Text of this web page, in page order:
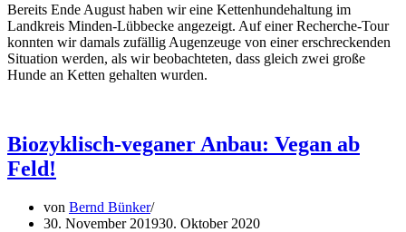
Bereits Ende August haben wir eine Kettenhundehaltung im
Landkreis Minden-Lübbecke angezeigt. Auf einer Recherche-Tour
konnten wir damals zufällig Augenzeuge von einer erschreckenden
Situation werden, als wir beobachteten, dass gleich zwei große
Hunde an Ketten gehalten wurden.
Biozyklisch-veganer Anbau: Vegan ab
Feld!
von Bernd Bünker
30. November 201930. Oktober 2020